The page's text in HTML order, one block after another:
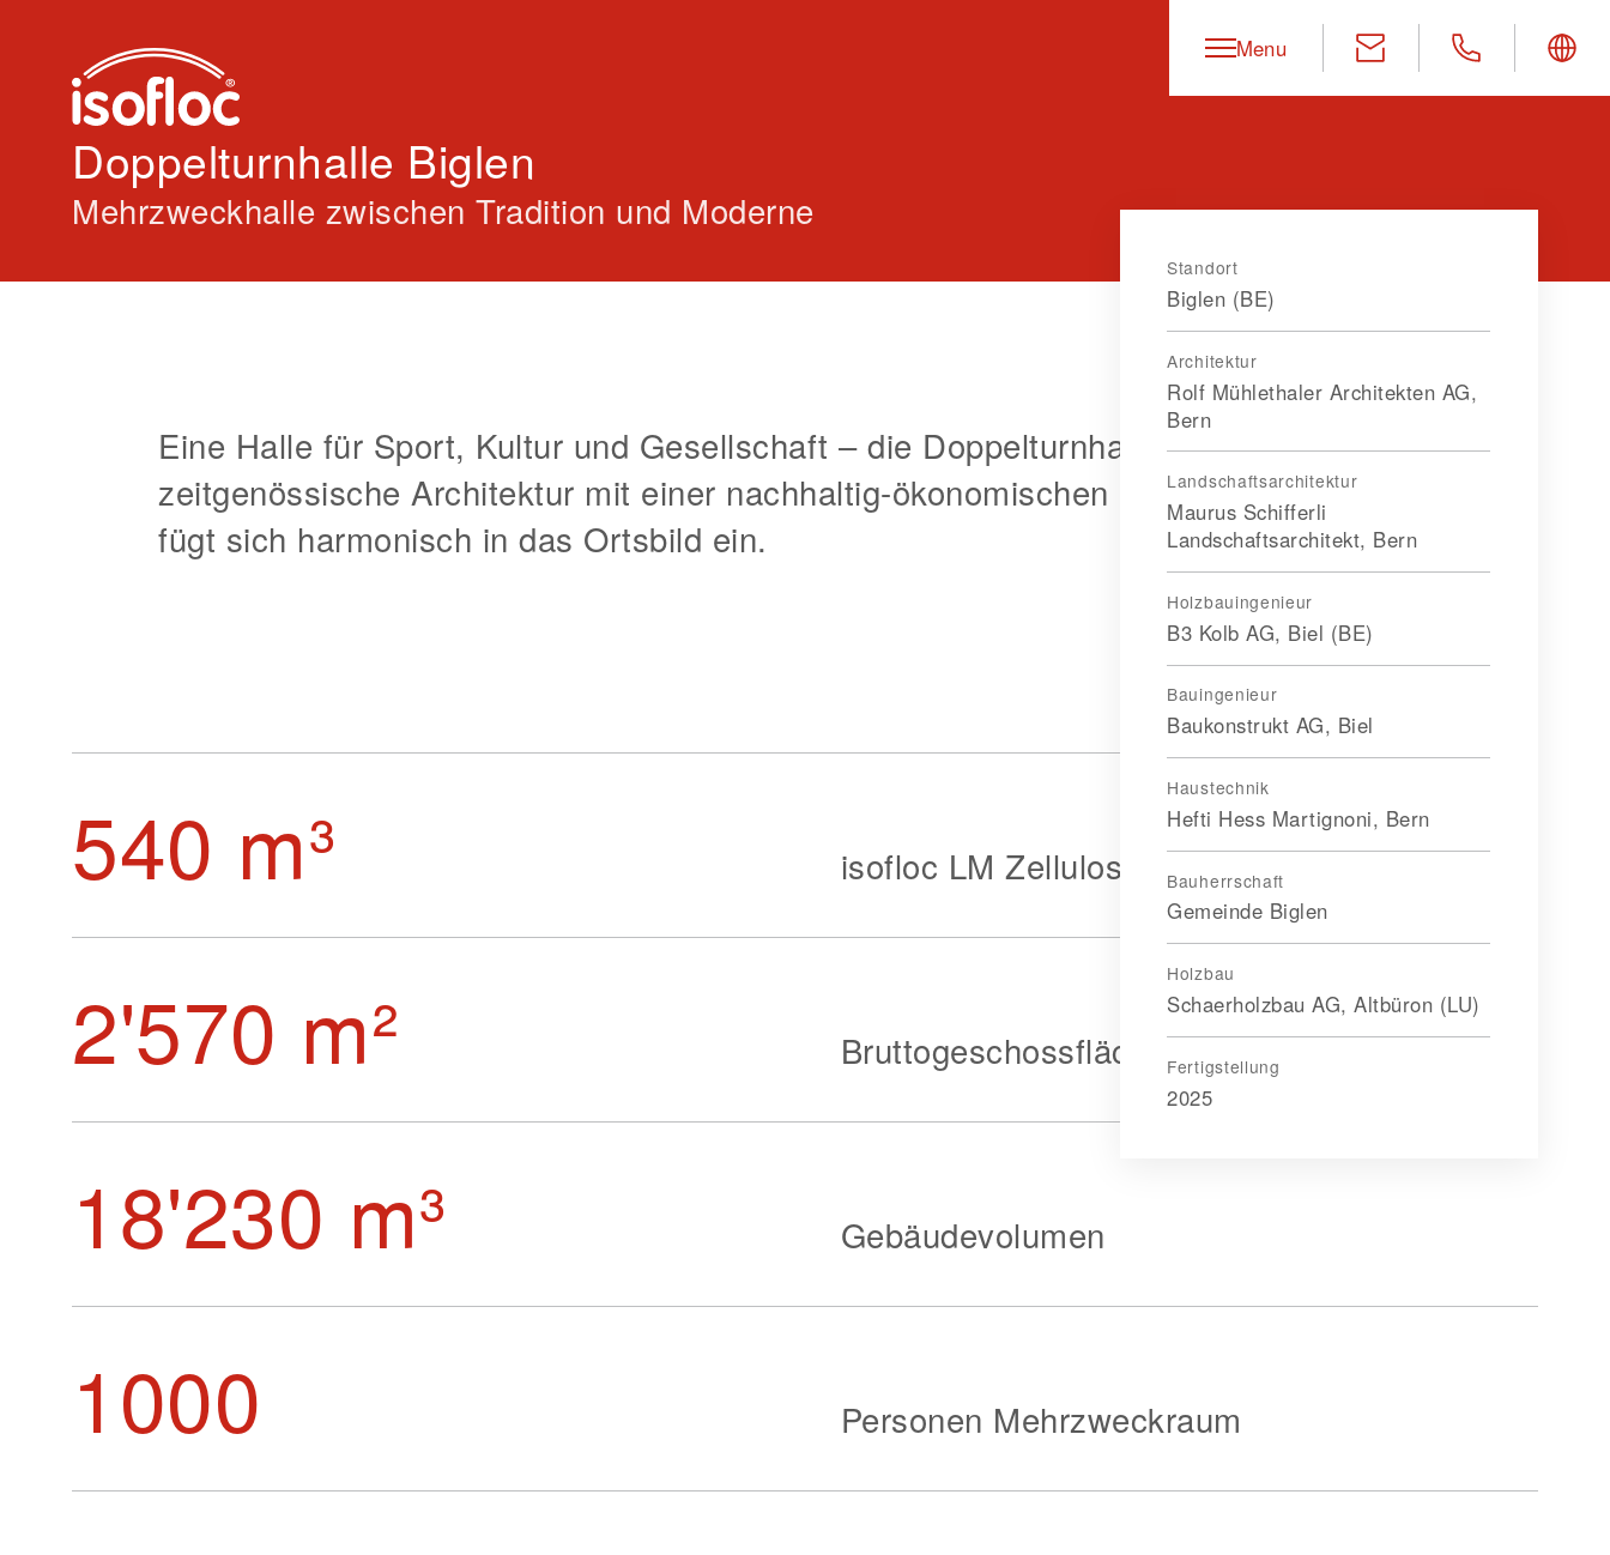
Menu
Doppelturnhalle Biglen
Mehrzweckhalle zwischen Tradition und Moderne
Standort
Biglen (BE)
Architektur
Rolf Mühlethaler Architekten AG,
Bern
Landschaftsarchitektur
Maurus Schifferli
Landschaftsarchitekt, Bern
Holzbauingenieur
B3 Kolb AG, Biel (BE)
Bauingenieur
Baukonstrukt AG, Biel
Haustechnik
Hefti Hess Martignoni, Bern
Bauherrschaft
Gemeinde Biglen
Holzbau
Schaerholzbau AG, Altbüron (LU)
Fertigstellung
2025
Eine Halle für Sport, Kultur und Gesellschaft – die Doppelturnhalle Biglen verbindet
zeitgenössische Architektur mit einer nachhaltig-ökonomischen Holzkonstruktion und
fügt sich harmonisch in das Ortsbild ein.
540 m³ isofloc LM Zellulose
2'570 m² Bruttogeschossfläche
18'230 m³ Gebäudevolumen
1000 Personen Mehrzweckraum